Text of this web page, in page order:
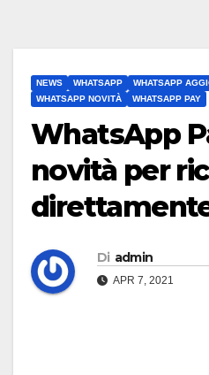
NEWS WHATSAPP
WHATSAPP
WHATSAPP NOVITÀ
WHATSAPP PAY
WhatsApp
novità per
Di admin
APR 7, 2021